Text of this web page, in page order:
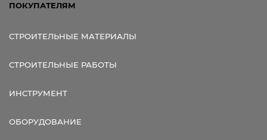
ПОКУПАТЕЛЯМ
СТРОИТЕЛЬНЫЕ МАТЕРИАЛЫ
СТРОИТЕЛЬНЫЕ РАБОТЫ
ИНСТРУМЕНТ
ОБОРУДОВАНИЕ